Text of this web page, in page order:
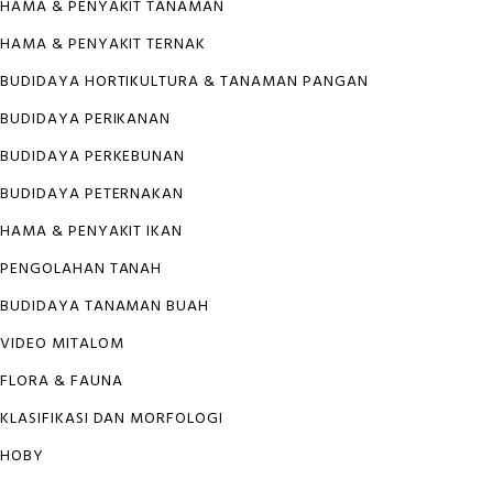
HAMA & PENYAKIT TANAMAN
HAMA & PENYAKIT TERNAK
BUDIDAYA HORTIKULTURA & TANAMAN PANGAN
BUDIDAYA PERIKANAN
BUDIDAYA PERKEBUNAN
BUDIDAYA PETERNAKAN
HAMA & PENYAKIT IKAN
PENGOLAHAN TANAH
BUDIDAYA TANAMAN BUAH
VIDEO MITALOM
FLORA & FAUNA
KLASIFIKASI DAN MORFOLOGI
HOBY